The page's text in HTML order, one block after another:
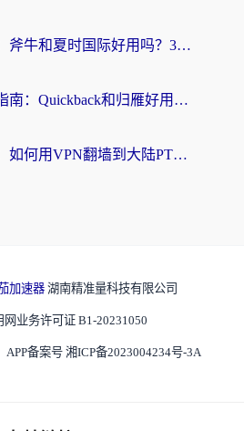
海外党必看：斧牛和夏时国际好用吗？3步选对回国加速器，无缝刷国内资源
海外党踩坑指南：Quickback和归雁好用吗？选对加速器才能无缝刷国内资源
海外党必看：如何用VPN翻墙到大陆PTT？一篇解决你所有回国加速痛点
加速器 湖南精准量科技有限公司
网业务许可证 B1-20231050
APP备案号 湘ICP备2023004234号-3A